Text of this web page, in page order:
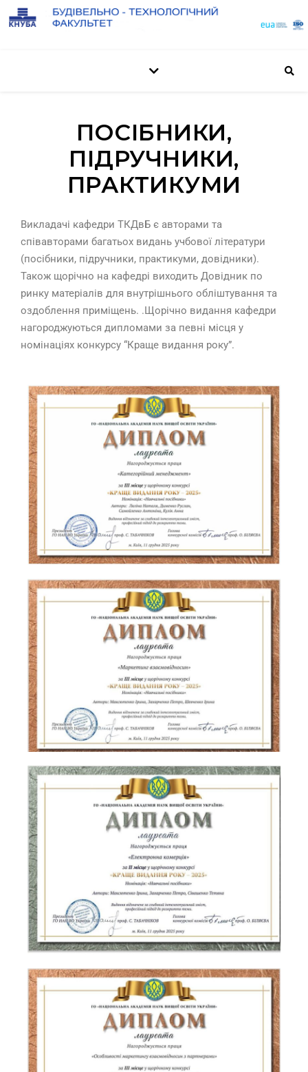
ПОСІБНИКИ,
ПІДРУЧНИКИ,
ПРАКТИКУМИ
Викладачі кафедри ТКДвБ є авторами та
співавторами багатьох видань учбової літератури
(посібники, підручники, практикуми, довідники).
Також щорічно на кафедрі виходить Довідник по
ринку матеріалів для внутрішнього обліштування та
оздоблення приміщень. .Щорічно видання кафедри
нагороджуються дипломами за певні місця у
номінаціях конкурсу “Краще видання року”.